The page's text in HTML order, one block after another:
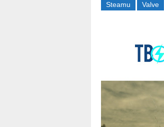
Steamu
Valve